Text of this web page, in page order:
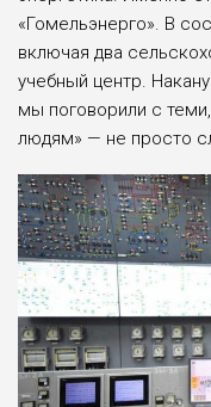
«Гомельэнерго». В
включая два
учебный центр.
мы поговорили с
людям» — не просто